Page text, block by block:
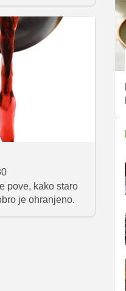
pove, kako staro
je ohranjeno.